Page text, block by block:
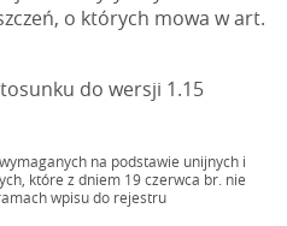
o których mowa w art.
do wersji 1.15
na podstawie unijnych i
które z dniem 19 czerwca br. nie
wpisu do rejestru